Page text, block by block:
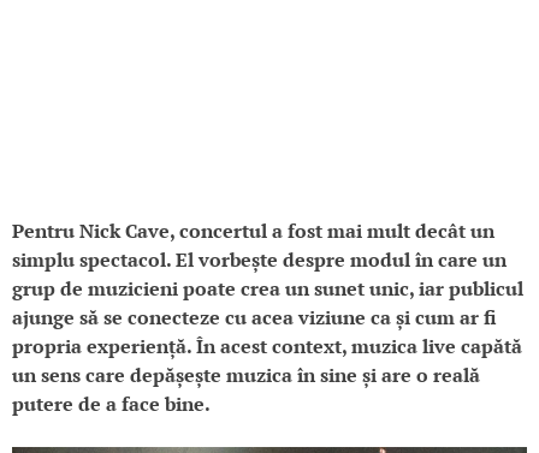
Pentru Nick Cave, concertul a fost mai mult decât un
simplu spectacol. El vorbește despre modul în care un
grup de muzicieni poate crea un sunet unic, iar publicul
ajunge să se conecteze cu acea viziune ca și cum ar fi
propria experiență. În acest context, muzica live capătă
un sens care depășește muzica în sine și are o reală
putere de a face bine.